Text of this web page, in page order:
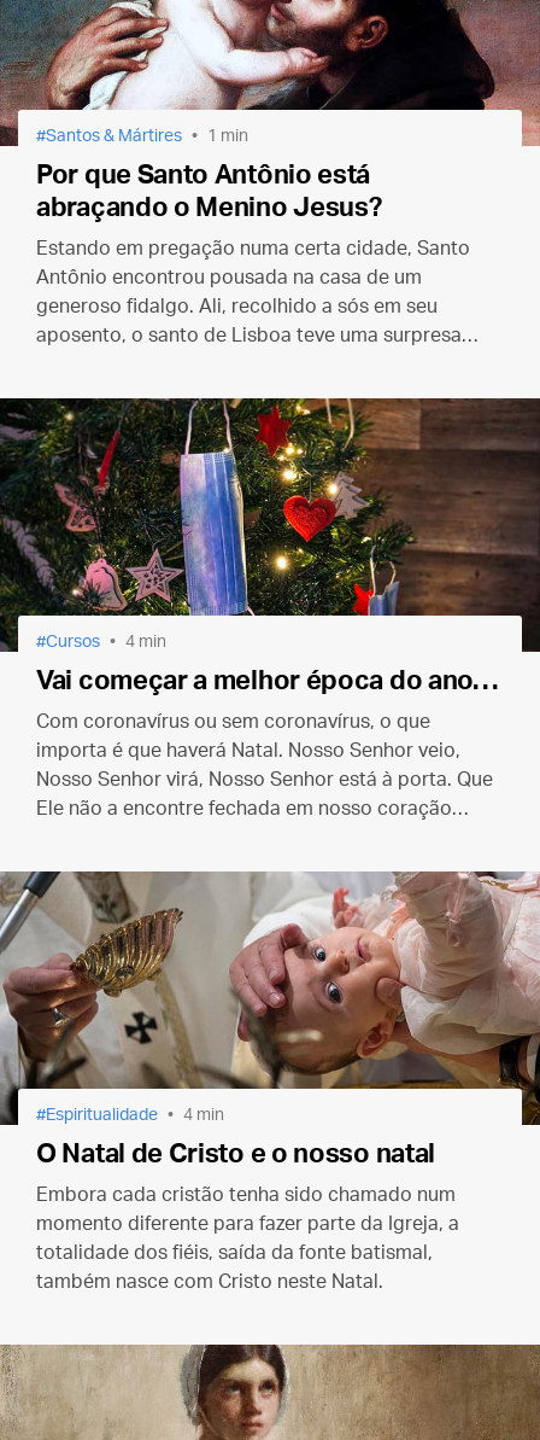
Santos & Mártires 1 min
Por que Santo Antônio está
abraçando o Menino Jesus?
Estando em pregação numa certa cidade, Santo
Antônio encontrou pousada na casa de um
generoso fidalgo. Ali, recolhido a sós em seu
aposento, o santo de Lisboa teve uma surpresa…
Cursos 4 min
Vai começar a melhor época do ano…
Com coronavírus ou sem coronavírus, o que
importa é que haverá Natal. Nosso Senhor veio,
Nosso Senhor virá, Nosso Senhor está à porta. Que
Ele não a encontre fechada em nosso coração
Espiritualidade 4 min
O Natal de Cristo e o nosso natal
Embora cada cristão tenha sido chamado num
momento diferente para fazer parte da Igreja, a
totalidade dos fiéis, saída da fonte batismal,
também nasce com Cristo neste Natal.